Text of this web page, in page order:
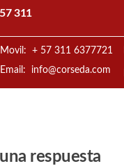
311
Movil: + 57 311 6377721
Email: info@corseda.com
respuesta